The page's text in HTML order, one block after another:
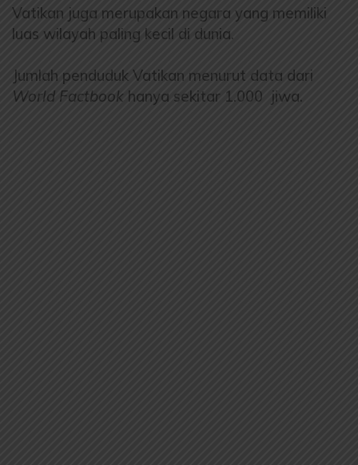
Vatikan juga merupakan negara yang memiliki
luas wilayah paling kecil di dunia.
Jumlah penduduk Vatikan menurut data dari
World Factbook hanya sekitar 1.000 jiwa.